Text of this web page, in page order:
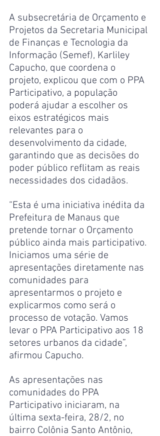
A subsecretária de Orçamento e
Projetos da Secretaria Municipal
de Finanças e Tecnologia da
Informação (Semef), Karliley
Capucho, que coordena o
projeto, explicou que com o PPA
Participativo, a população
poderá ajudar a escolher os
eixos estratégicos mais
relevantes para o
desenvolvimento da cidade,
garantindo que as decisões do
poder público reflitam as reais
necessidades dos cidadãos.
“Esta é uma iniciativa inédita da
Prefeitura de Manaus que
pretende tornar o Orçamento
público ainda mais participativo.
Iniciamos uma série de
apresentações diretamente nas
comunidades para
apresentarmos o projeto e
explicarmos como será o
processo de votação. Vamos
levar o PPA Participativo aos 18
setores urbanos da cidade”,
afirmou Capucho.
As apresentações nas
comunidades do PPA
Participativo iniciaram, na
última sexta-feira, 28/2, no
bairro Colônia Santo Antônio,